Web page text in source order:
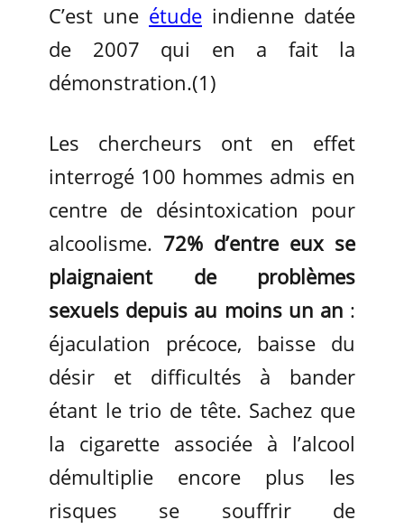
C’est une étude indienne datée
de 2007 qui en a fait la
démonstration.(1)
Les chercheurs ont en effet
interrogé 100 hommes admis en
centre de désintoxication pour
alcoolisme. 72% d’entre eux se
plaignaient de problèmes
sexuels depuis au moins un an :
éjaculation précoce, baisse du
désir et difficultés à bander
étant le trio de tête. Sachez que
la cigarette associée à l’alcool
démultiplie encore plus les
risques se souffrir de